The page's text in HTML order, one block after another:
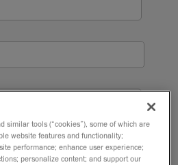
similar tools (“cookies”), some of which are
website features and functionality;
performance; enhance user experience;
personalize content; and support our